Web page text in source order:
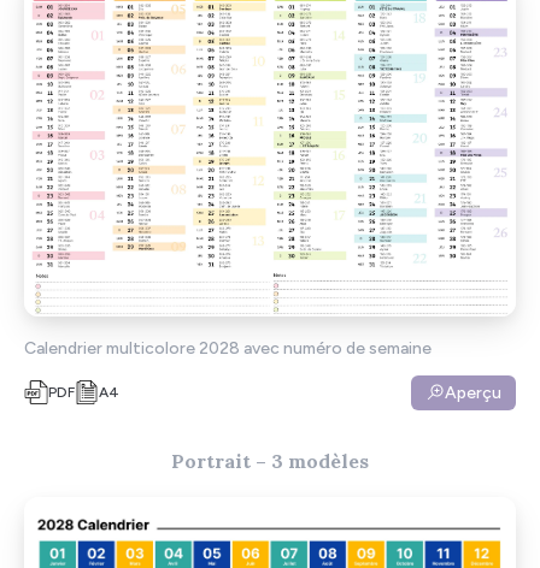
Calendrier multicolore 2028 avec numéro de semaine
PDF A4 Aperçu
Portrait – 3 modèles